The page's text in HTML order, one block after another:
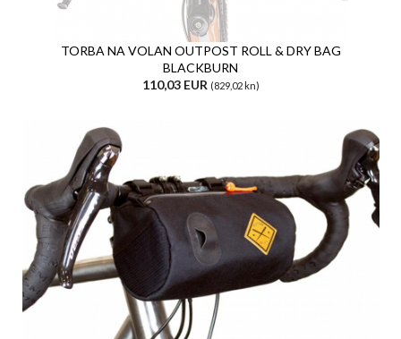
TORBA NA VOLAN OUTPOST ROLL & DRY BAG
BLACKBURN
110,03 EUR (829,02 kn)